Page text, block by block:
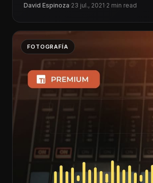
óptica, lo puedes ver
David Espinoza·23 jul., 2021·2 min read
FOTOGRAFÍA